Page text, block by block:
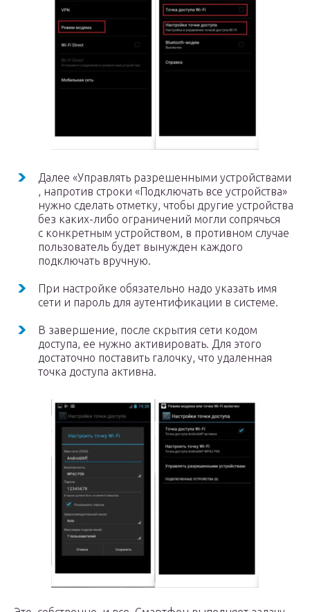
Далее «Управлять разрешенными устройствами
, напротив строки «Подключать все устройства»
нужно сделать отметку, чтобы другие устройства
без каких-либо ограничений могли сопрячься
с конкретным устройством, в противном случае
пользователь будет вынужден каждого
подключать вручную.
При настройке обязательно надо указать имя
сети и пароль для аутентификации в системе.
В завершение, после скрытия сети кодом
доступа, ее нужно активировать. Для этого
достаточно поставить галочку, что удаленная
точка доступа активна.